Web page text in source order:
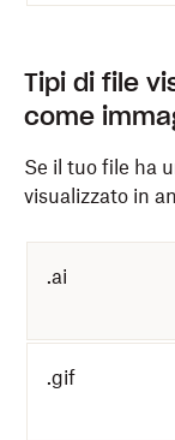
Tipi di file
come
Se il tuo file ha
visualizzato in
.ai
.gif